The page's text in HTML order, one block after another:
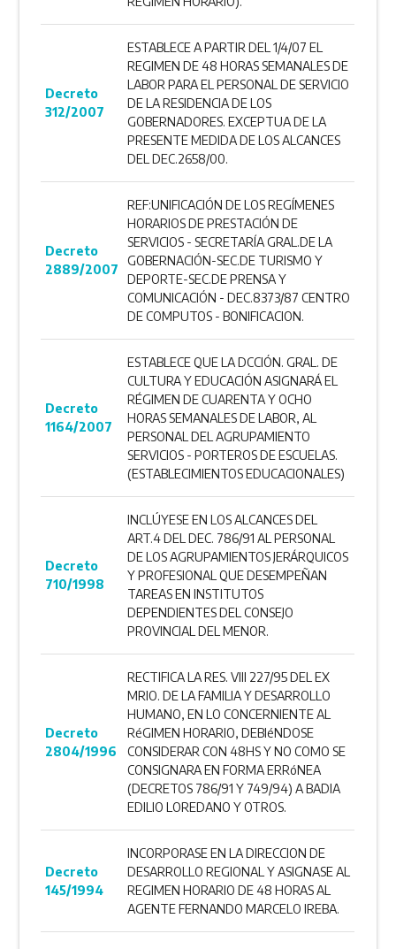
Decreto
312/2007
ESTABLECE A PARTIR DEL 1/4/07 EL
REGIMEN DE 48 HORAS SEMANALES DE
LABOR PARA EL PERSONAL DE SERVICIO
DE LA RESIDENCIA DE LOS
GOBERNADORES. EXCEPTUA DE LA
PRESENTE MEDIDA DE LOS ALCANCES
DEL DEC.2658/00.
Decreto
2889/2007
REF:UNIFICACIÓN DE LOS REGÍMENES
HORARIOS DE PRESTACIÓN DE
SERVICIOS - SECRETARÍA GRAL.DE LA
GOBERNACIÓN-SEC.DE TURISMO Y
DEPORTE-SEC.DE PRENSA Y
COMUNICACIÓN - DEC.8373/87 CENTRO
DE COMPUTOS - BONIFICACION.
Decreto
1164/2007
ESTABLECE QUE LA DCCIÓN. GRAL. DE
CULTURA Y EDUCACIÓN ASIGNARÁ EL
RÉGIMEN DE CUARENTA Y OCHO
HORAS SEMANALES DE LABOR, AL
PERSONAL DEL AGRUPAMIENTO
SERVICIOS - PORTEROS DE ESCUELAS.
(ESTABLECIMIENTOS EDUCACIONALES)
Decreto
710/1998
INCLÚYESE EN LOS ALCANCES DEL
ART.4 DEL DEC. 786/91 AL PERSONAL
DE LOS AGRUPAMIENTOS JERÁRQUICOS
Y PROFESIONAL QUE DESEMPEÑAN
TAREAS EN INSTITUTOS
DEPENDIENTES DEL CONSEJO
PROVINCIAL DEL MENOR.
Decreto
2804/1996
RECTIFICA LA RES. VIII 227/95 DEL EX
MRIO. DE LA FAMILIA Y DESARROLLO
HUMANO, EN LO CONCERNIENTE AL
RéGIMEN HORARIO, DEBIéNDOSE
CONSIDERAR CON 48HS Y NO COMO SE
CONSIGNARA EN FORMA ERRóNEA
(DECRETOS 786/91 Y 749/94) A BADIA
EDILIO LOREDANO Y OTROS.
Decreto
145/1994
INCORPORASE EN LA DIRECCION DE
DESARROLLO REGIONAL Y ASIGNASE AL
REGIMEN HORARIO DE 48 HORAS AL
AGENTE FERNANDO MARCELO IREBA.